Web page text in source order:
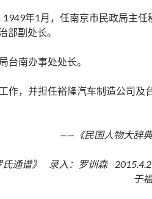
年1月，任南京市民政局主任
部副处长。
台南办事处处长。
作，并担任裕隆汽车制造公司及
——《民国人物大辞典
氏通谱》 录入：罗训森
于